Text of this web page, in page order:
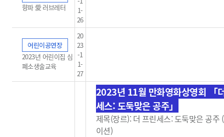
향파 愛 러브레터
1-
26
어린이공연장
2023년 어린이집 심
폐소생술교육
20
23
-1
1-
27
2023년 11월 만화영화상영회 「
세스: 도둑맞은 공주」
제목(장르): 더 프린세스: 도둑맞은 공주
이션)